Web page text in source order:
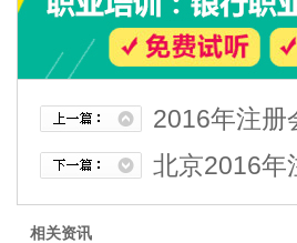
2016年注册
北京2016年
相关资讯